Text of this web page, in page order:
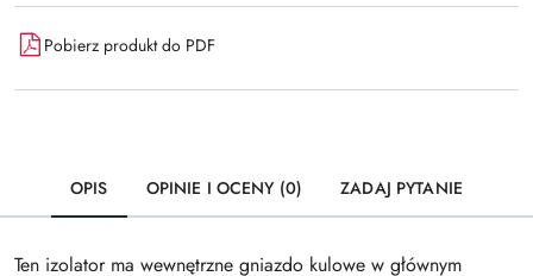
Pobierz produkt do PDF
OPIS OPINIE I OCENY (0) ZADAJ PYTANIE
Ten izolator ma wewnętrzne gniazdo kulowe w głównym